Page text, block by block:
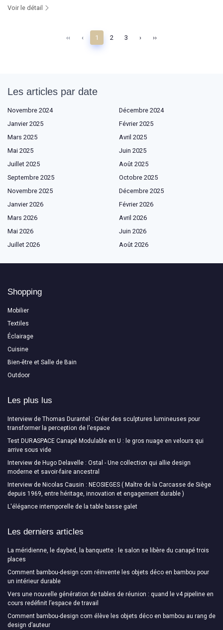
Voir le détail
‹‹ ‹ 1 2 3 › ››
Les articles par date
Novembre 2024
Décembre 2024
Janvier 2025
Février 2025
Mars 2025
Avril 2025
Mai 2025
Juin 2025
Juillet 2025
Août 2025
Septembre 2025
Octobre 2025
Novembre 2025
Décembre 2025
Janvier 2026
Février 2026
Mars 2026
Avril 2026
Mai 2026
Juin 2026
Juillet 2026
Août 2026
Shopping
Mobilier
Textiles
Éclairage
Cuisine
Bien-être et Salle de Bain
Outdoor
Les plus lus
Interview de Thomas Durantel : Créer des sculptures lumineuses pour
transformer la perception de l’espace
Test DURASPACE Canapé Modulable en U : le gros nuage en velours qui
arrive sous vide
Interview de Hugo Delavelle : Ostal - Une collection qui allie design
moderne et savoir-faire ancestral
Interview de Nicolas Causin : NEOSIEGES ( Maître de la Carcasse de Siège
depuis 1969, entre héritage, innovation et engagement durable )
L'élégance intemporelle de la table basse galet
Les derniers articles
La méridienne, le daybed, la banquette : le salon se libère du canapé trois
places
Comment bambou-design com réinvente les objets déco en bambou pour
un intérieur durable
Vers une nouvelle génération de tables de réunion : quand le v4 pipeline en
cours redéfinit l’espace de travail
Comment bambou-design com élève les objets déco en bambou au rang de
design d’auteur